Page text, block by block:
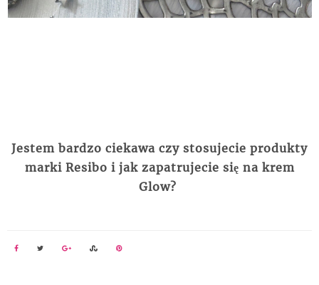
Jestem bardzo ciekawa czy stosujecie produkty
marki Resibo i jak zapatrujecie się na krem
Glow?